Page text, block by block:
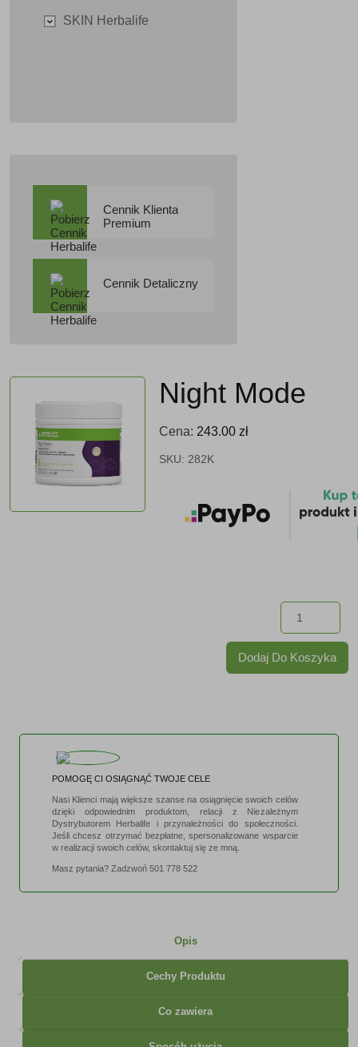
SKIN Herbalife
Cennik Klienta
Premium
Cennik Detaliczny
Night Mode
Cena: 243.00 zł
SKU: 282K
Dodaj Do Koszyka
POMOGĘ CI OSIĄGNĄĆ TWOJE CELE
Nasi Klienci mają większe szanse na osiągnięcie swoich celów
dzięki odpowiednim produktom, relacji z Niezależnym
Dystrybutorem Herbalife i przynależności do społeczności.
Jeśli chcesz otrzymać bezpłatne, spersonalizowane wsparcie
w realizacji swoich celów, skontaktuj się ze mną.
Masz pytania? Zadzwoń 501 778 522
Opis
Cechy Produktu
Co zawiera